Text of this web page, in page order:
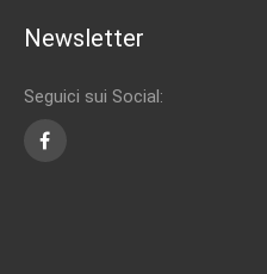
Newsletter
Seguici sui Social:
Facebook